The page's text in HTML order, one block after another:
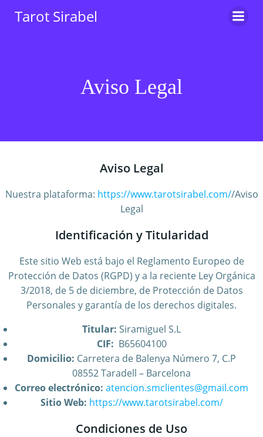
Tarot Sirabel
Aviso Legal
Aviso Legal
Nuestra plataforma: https://www.tarotsirabel.com//Aviso
Legal
Identificación y Titularidad
Este sitio Web está bajo el Reglamento Europeo de
Protección de Datos (RGPD) y a la reciente Ley Orgánica
3/2018, de 5 de diciembre, de Protección de Datos
Personales y garantía de los derechos digitales.
Titular: Siramiguel S.L
CIF: B65604100
Domicilio: Carretera de Balenya Número 7, C.P
08552 Taradell – Barcelona
Correo electrónico: atencion.smclientes@gmail.com
Sitio Web: https://www.tarotsirabel.com/
Condiciones de Uso